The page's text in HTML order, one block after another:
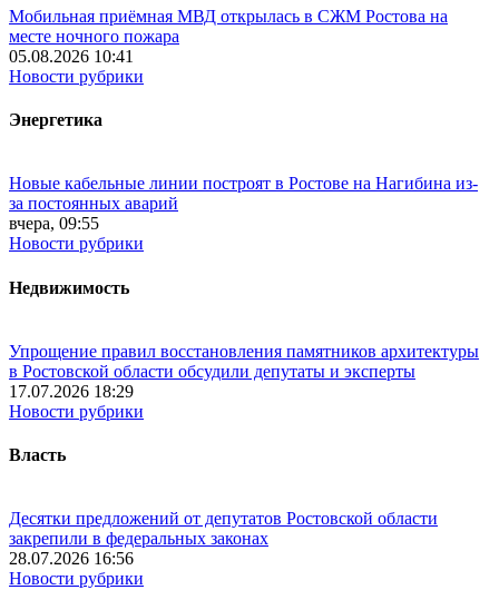
Мобильная приёмная МВД открылась в СЖМ Ростова на
месте ночного пожара
05.08.2026 10:41
Новости рубрики
Энергетика
Новые кабельные линии построят в Ростове на Нагибина из-
за постоянных аварий
вчера, 09:55
Новости рубрики
Недвижимость
Упрощение правил восстановления памятников архитектуры
в Ростовской области обсудили депутаты и эксперты
17.07.2026 18:29
Новости рубрики
Власть
Десятки предложений от депутатов Ростовской области
закрепили в федеральных законах
28.07.2026 16:56
Новости рубрики